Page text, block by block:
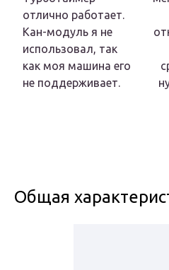
отлично работает.
Кан-модуль я не
использовал, так
как моя машина его
не поддерживает.
Общая